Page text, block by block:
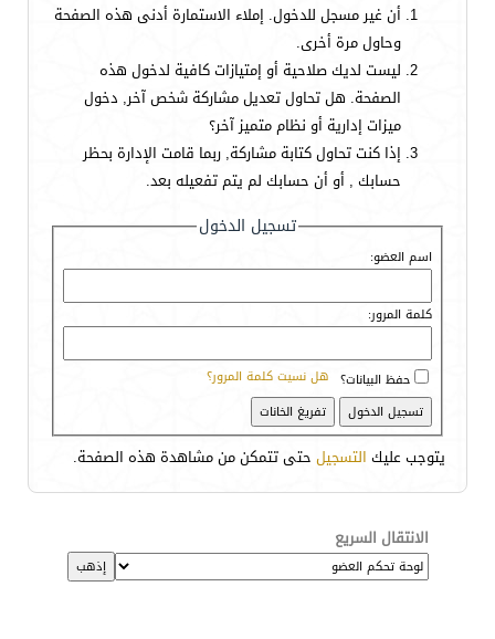
أن غير مسجل للدخول. إملاء الاستمارة أدنى هذه الصفحة
وحاول مرة أخرى.
ليست لديك صلاحية أو إمتيازات كافية لدخول هذه
الصفحة. هل تحاول تعديل مشاركة شخص آخر, دخول
ميزات إدارية أو نظام متميز آخر؟
إذا كنت تحاول كتابة مشاركة, ربما قامت الإدارة بحظر
حسابك , أو أن حسابك لم يتم تفعيله بعد.
تسجيل الدخول
اسم العضو:
كلمة المرور:
هل نسيت كلمة المرور؟ حفظ البيانات؟
يتوجب عليك التسجيل حتى تتمكن من مشاهدة هذه الصفحة.
الانتقال السريع